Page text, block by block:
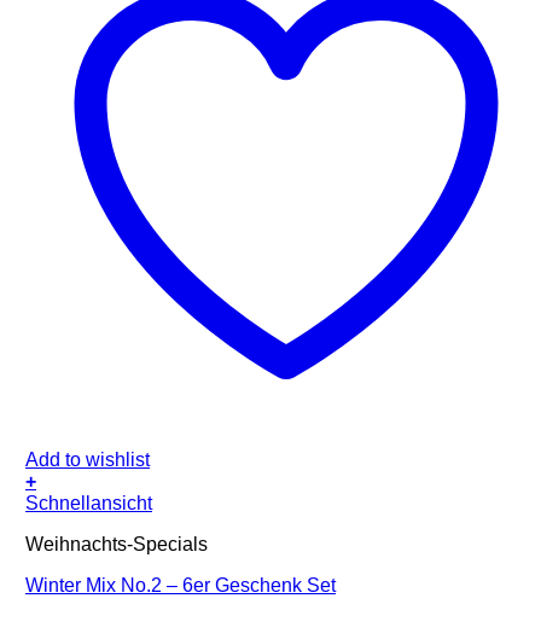
Add to wishlist
+
Schnellansicht
Weihnachts-Specials
Winter Mix No.2 – 6er Geschenk Set